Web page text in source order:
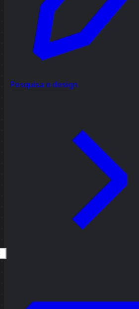
Pesquisa e design